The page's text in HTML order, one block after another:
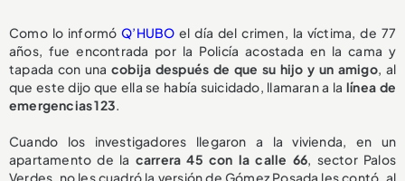
Como lo informóQ’HUBO el día del crimen, la víctima, de 77
años, fue encontrada por la Policía acostada en la cama y
tapada con unacobija después de que su hijo y un amigo, al
que este dijo que ella se había suicidado, llamaran a lalínea de
emergencias 123.
Cuando los investigadores llegaron a la vivienda, en un
apartamento de la carrera 45 con la calle 66, sector Palos
Verdes, no les cuadró la versión de Gómez Posada les contó, al